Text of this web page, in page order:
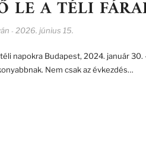
LE A TÉLI
- 2026. június 15.
napokra Budapest, 2024. január
Nem csak az évkezdés…